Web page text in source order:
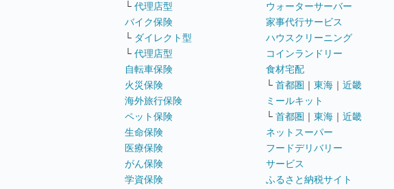
└ 代理店型
バイク保険
└ ダイレクト型
└ 代理店型
自転車保険
火災保険
海外旅行保険
ペット保険
生命保険
医療保険
がん保険
学資保険
ウォーターサーバー
家事代行サービス
ハウスクリーニング
コインランドリー
食材宅配
└ 首都圏 ｜ 東海 ｜ 近畿
ミールキット
└ 首都圏 ｜ 東海 ｜ 近畿
ネットスーパー
フードデリバリー
サービス
ふるさと納税サイト